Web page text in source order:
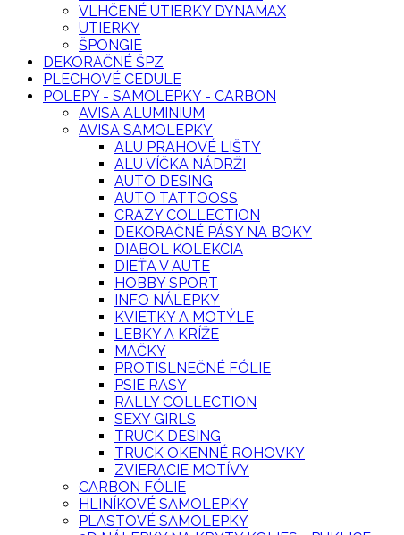
VLHČENÉ UTIERKY DYNAMAX
UTIERKY
ŠPONGIE
DEKORAČNÉ ŠPZ
PLECHOVÉ CEDULE
POLEPY - SAMOLEPKY - CARBON
AVISA ALUMINIUM
AVISA SAMOLEPKY
ALU PRAHOVÉ LIŠTY
ALU VÍČKA NÁDRŽI
AUTO DESING
AUTO TATTOOSS
CRAZY COLLECTION
DEKORAČNÉ PÁSY NA BOKY
DIABOL KOLEKCIA
DIEŤA V AUTE
HOBBY SPORT
INFO NÁLEPKY
KVIETKY A MOTÝLE
LEBKY A KRÍŽE
MAČKY
PROTISLNEČNÉ FÓLIE
PSIE RASY
RALLY COLLECTION
SEXY GIRLS
TRUCK DESING
TRUCK OKENNÉ ROHOVKY
ZVIERACIE MOTÍVY
CARBON FÓLIE
HLINÍKOVÉ SAMOLEPKY
PLASTOVÉ SAMOLEPKY